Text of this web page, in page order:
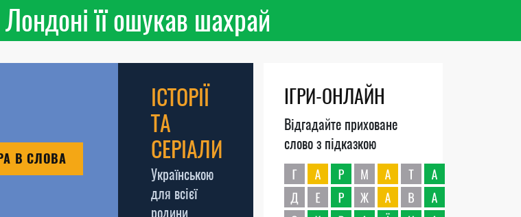
її ошукав шахрай
В СЛОВА
ІСТОРІЇ
ТА
СЕРІАЛИ
Українською
для всієї
родини
ІГРИ-ОНЛАЙН
Відгадайте приховане
слово з підказкою